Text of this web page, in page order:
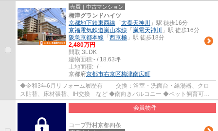
売買｜中古マンション
梅津グランドハイツ
京都地下鉄東西線 「 太秦天神川
」駅 徒歩16分
京福電気鉄道嵐山本線 「 嵐電天神川
」駅 徒歩16分
阪急京都本線 「 西京極 」駅 徒歩18分
2,480万円
間取:3LDK
建物面積:- / 18.63坪
土地面積:- / -
京都府京都市右京区梅津南広町
◆令和3年6月リフォーム履歴有 交換：浴室・洗面台・給湯器、クロ
ス貼替、床材張替、IH交換 など ◆南向きバルコニー ◆ペット飼育可
（規約有） ◆総戸数200戸の大規模マンション ◆マ...
会員物件
コープ野村京都四条